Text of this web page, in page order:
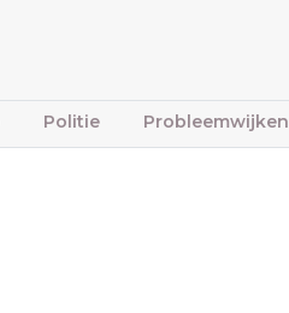
Politie Probleemwijken